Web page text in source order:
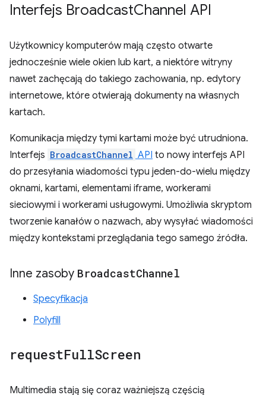
Interfejs BroadcastChannel API
Użytkownicy komputerów mają często otwarte
jednocześnie wiele okien lub kart, a niektóre witryny
nawet zachęcają do takiego zachowania, np. edytory
internetowe, które otwierają dokumenty na własnych
kartach.
Komunikacja między tymi kartami może być utrudniona.
Interfejs BroadcastChannel API to nowy interfejs API
do przesyłania wiadomości typu jeden-do-wielu między
oknami, kartami, elementami iframe, workerami
sieciowymi i workerami usługowymi. Umożliwia skryptom
tworzenie kanałów o nazwach, aby wysyłać wiadomości
między kontekstami przeglądania tego samego źródła.
Inne zasoby BroadcastChannel
Specyfikacja
Polyfill
requestFullScreen
Multimedia stają się coraz ważniejszą częścią